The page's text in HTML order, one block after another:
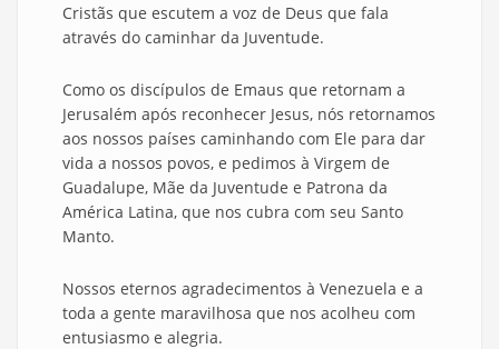
Cristãs que escutem a voz de Deus que fala
através do caminhar da Juventude.
Como os discípulos de Emaus que retornam a
Jerusalém após reconhecer Jesus, nós retornamos
aos nossos países caminhando com Ele para dar
vida a nossos povos, e pedimos à Virgem de
Guadalupe, Mãe da Juventude e Patrona da
América Latina, que nos cubra com seu Santo
Manto.
Nossos eternos agradecimentos à Venezuela e a
toda a gente maravilhosa que nos acolheu com
entusiasmo e alegria.